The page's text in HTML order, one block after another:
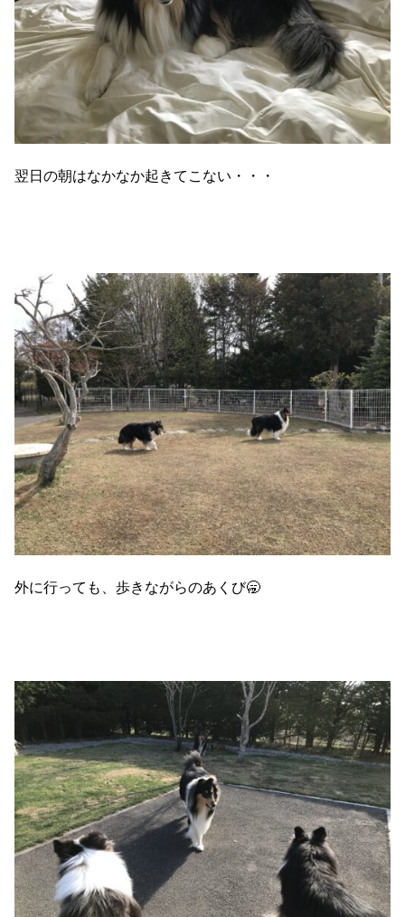
翌日の朝はなかなか起きてこない・・・
外に行っても、歩きながらのあくび🥱